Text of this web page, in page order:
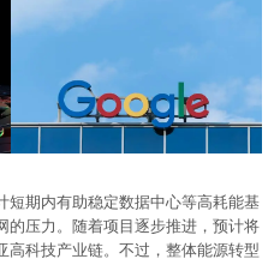
短期内有助稳定数据中心等高耗能基
的压力。随着项目逐步推进，预计将
高科技产业链。不过，整体能源转型